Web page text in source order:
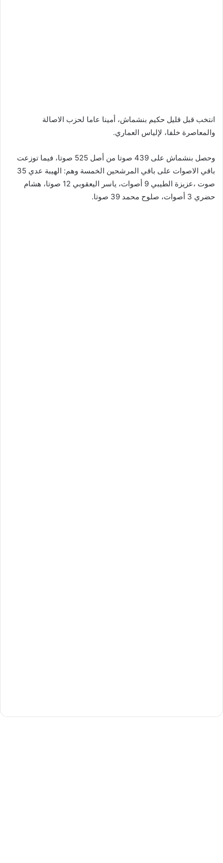
انتخب قبل قليل حكيم بنشماش، أمينا عاما لحزب الاصالة
والمعاصرة خلفا، لإلياس العماري.
وحصل بنشماش على 439 صوتا من أصل 525 صوتا، فيما توزعت
باقي الاصوات على باقي المرشحين الخمسة وهم: الهيبة عدي 35
صوت ،عزيزة الطيبي 9 أصوات، ياسر اليعقوبي 12 صوتا، هشام
حضري 3 أصوات، صلوح محمد 39 صوتا.